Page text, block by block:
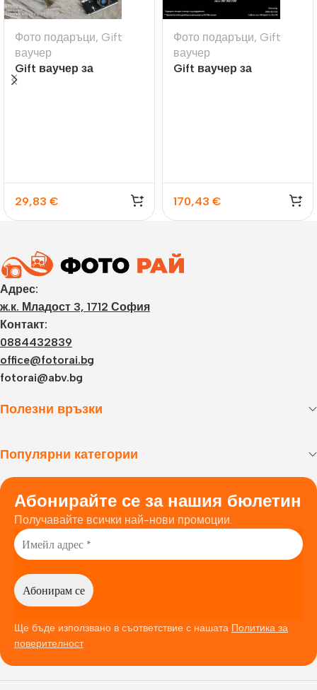
Фото подаръци, Gift
ваучер
Gift ваучер за
принтиране на снимки
29,83 €
Фото подаръци, Gift
ваучер
Gift ваучер за
170,43 €
Адрес:
ж.к. Младост 3, 1712 София
Контакт:
0884432839
office@fotorai.bg
fotorai@abv.bg
Полезни връзки
Популярни категории
Абонирайте се за нашия бюлетин
Получавайте всички най-нови промоции.
Ще бъде използвано в съответствие с нашата Политика за
поверителност